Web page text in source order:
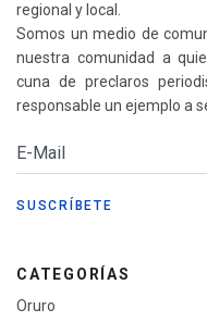
regional y local.
Somos un medio de
nuestra comunidad a
cuna de preclaros
responsable un ejemplo a
CATEGORÍAS
Oruro